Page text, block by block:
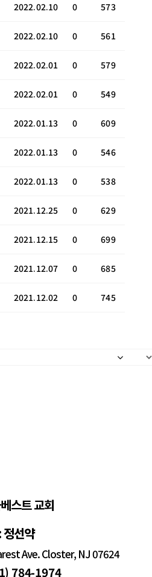
2022.02.10 0 573
2022.02.10 0 561
2022.02.01 0 579
2022.02.01 0 549
2022.01.13 0 609
2022.01.13 0 546
2022.01.13 0 538
2021.12.25 0 629
2021.12.15 0 699
2021.12.07 0 685
2021.12.02 0 745
스트 교회
정선약
Ave. Closter, NJ 07624
784-1974